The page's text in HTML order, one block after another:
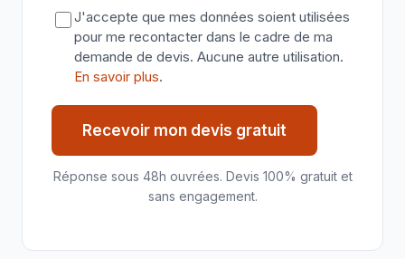
J'accepte que mes données soient utilisées
pour me recontacter dans le cadre de ma
demande de devis. Aucune autre utilisation.
En savoir plus.
Recevoir mon devis gratuit
Réponse sous 48h ouvrées. Devis 100% gratuit et
sans engagement.